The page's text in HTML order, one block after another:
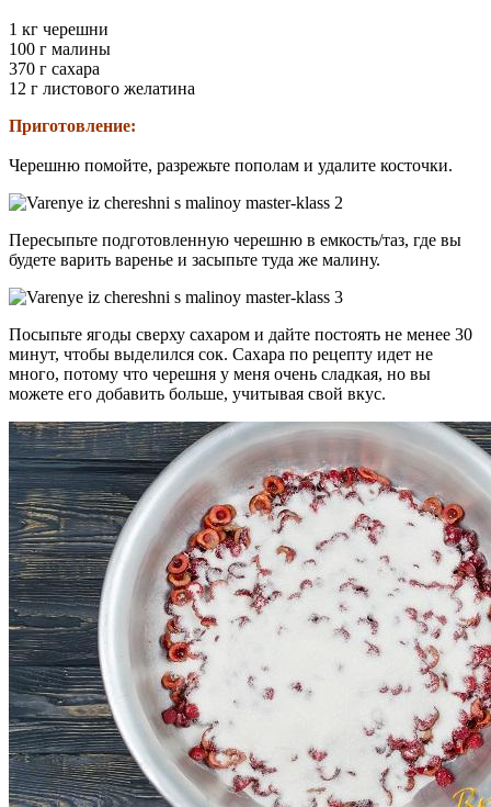
1 кг черешни
100 г малины
370 г сахара
12 г листового желатина
Приготовление:
Черешню помойте, разрежьте пополам и удалите косточки.
Пересыпьте подготовленную черешню в емкость/таз, где вы
будете варить варенье и засыпьте туда же малину.
Посыпьте ягоды сверху сахаром и дайте постоять не менее 30
минут, чтобы выделился сок. Сахара по рецепту идет не
много, потому что черешня у меня очень сладкая, но вы
можете его добавить больше, учитывая свой вкус.